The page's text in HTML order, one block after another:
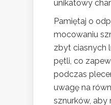
unikatowy
Pamiętaj o
mocowaniu
zbyt ciasnych
pętli, co
podczas
uwagę na
sznurków, aby